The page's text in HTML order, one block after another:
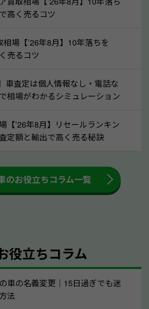
ものです。ですから、自動車税の
却するほど多く還付されます。不要
付金の扱いについて確認し
、自動車税の還付金を受け取ること
還しない業者もあります。廃車査定
動車税の還付金の返還があるかどう
にしてください。山梨県のソコカラ
状態でも、高価買取が可能です。
可能です。「廃車＝買取できない」
高く売るコツ
場【’26年8月】10年落ちを
売るコツ
車査定は個人情報なし・電話な
相場がわかるシミュレーション
【’26年8月】リセールランキン
定額と輸出で高く売る秘訣
のお役立ちコラム一覧
役立ちコラム
車の名義変更｜15日過ぎでも迷
法